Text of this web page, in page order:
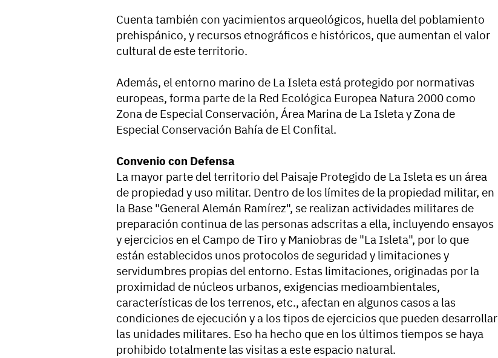
Cuenta también con yacimientos arqueológicos, huella del poblamiento
prehispánico, y recursos etnográficos e históricos, que aumentan el valor
cultural de este territorio.
Además, el entorno marino de La Isleta está protegido por normativas
europeas, forma parte de la Red Ecológica Europea Natura 2000 como
Zona de Especial Conservación, Área Marina de La Isleta y Zona de
Especial Conservación Bahía de El Confital.
Convenio con Defensa
La mayor parte del territorio del Paisaje Protegido de La Isleta es un área
de propiedad y uso militar. Dentro de los límites de la propiedad militar, en
la Base "General Alemán Ramírez", se realizan actividades militares de
preparación continua de las personas adscritas a ella, incluyendo ensayos
y ejercicios en el Campo de Tiro y Maniobras de "La Isleta", por lo que
están establecidos unos protocolos de seguridad y limitaciones y
servidumbres propias del entorno. Estas limitaciones, originadas por la
proximidad de núcleos urbanos, exigencias medioambientales,
características de los terrenos, etc., afectan en algunos casos a las
condiciones de ejecución y a los tipos de ejercicios que pueden desarrollar
las unidades militares. Eso ha hecho que en los últimos tiempos se haya
prohibido totalmente las visitas a este espacio natural.